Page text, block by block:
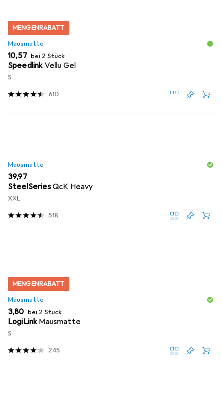
MENGENRABATT
Mausmatte
EUR
10,57 bei 2 Stück
SpeedlinkVellu Gel
S
610
Mausmatte
EUR
39,97
SteelSeriesQcK Heavy
XXL
518
MENGENRABATT
Mausmatte
EUR
3,80 bei 2 Stück
LogiLinkMausmatte
S
245